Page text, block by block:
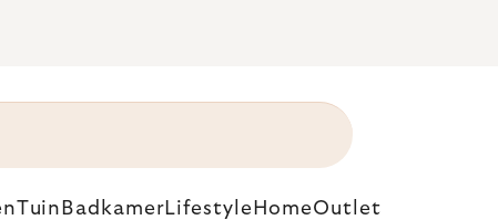
Tuin BadkamerLifestyle HomeOutlet